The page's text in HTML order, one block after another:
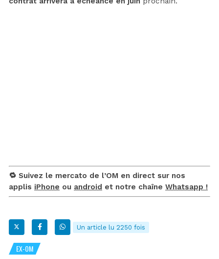
🔁 Suivez le mercato de l’OM en direct sur nos
applis iPhone ou android et notre chaîne Whatsapp !
Un article lu 2250 fois
EX-OM